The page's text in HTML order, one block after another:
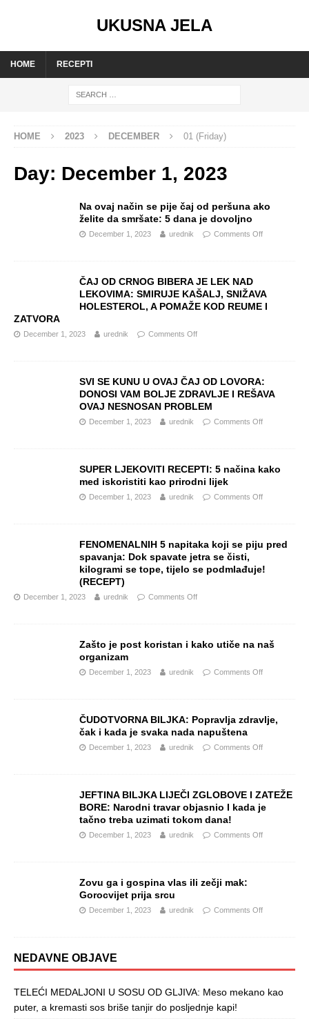
UKUSNA JELA
HOME RECEPTI
HOME 2023 DECEMBER 01 (Friday)
Day: December 1, 2023
Na ovaj način se pije čaj od peršuna ako
želite da smršate: 5 dana je dovoljno
December 1, 2023 urednik Comments Off
ČAJ OD CRNOG BIBERA JE LEK NAD
LEKOVIMA: SMIRUJE KAŠALJ, SNIŽAVA
HOLESTEROL, A POMAŽE KOD REUME I
ZATVORA
December 1, 2023 urednik Comments Off
SVI SE KUNU U OVAJ ČAJ OD LOVORA:
DONOSI VAM BOLJE ZDRAVLJE I REŠAVA
OVAJ NESNOSAN PROBLEM
December 1, 2023 urednik Comments Off
SUPER LJEKOVITI RECEPTI: 5 načina kako
med iskoristiti kao prirodni lijek
December 1, 2023 urednik Comments Off
FENOMENALNIH 5 napitaka koji se piju pred
spavanja: Dok spavate jetra se čisti,
kilogrami se tope, tijelo se podmlađuje!
(RECEPT)
December 1, 2023 urednik Comments Off
Zašto je post koristan i kako utiče na naš
organizam
December 1, 2023 urednik Comments Off
ČUDOTVORNA BILJKA: Popravlja zdravlje,
čak i kada je svaka nada napuštena
December 1, 2023 urednik Comments Off
JEFTINA BILJKA LIJEČI ZGLOBOVE I ZATEŽE
BORE: Narodni travar objasnio I kada je
tačno treba uzimati tokom dana!
December 1, 2023 urednik Comments Off
Zovu ga i gospina vlas ili zečji mak:
Gorocvijet prija srcu
December 1, 2023 urednik Comments Off
NEDAVNE OBJAVE
TELEĆI MEDALJONI U SOSU OD GLJIVA: Meso mekano kao
puter, a kremasti sos briše tanjir do posljednje kapi!